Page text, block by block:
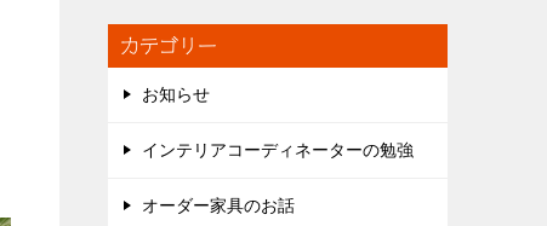
カテゴリー
お知らせ
インテリアコーディネーターの勉強
オーダー家具のお話